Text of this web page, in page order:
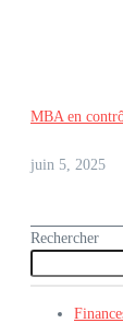
MBA en
juin 5, 2025
Rechercher